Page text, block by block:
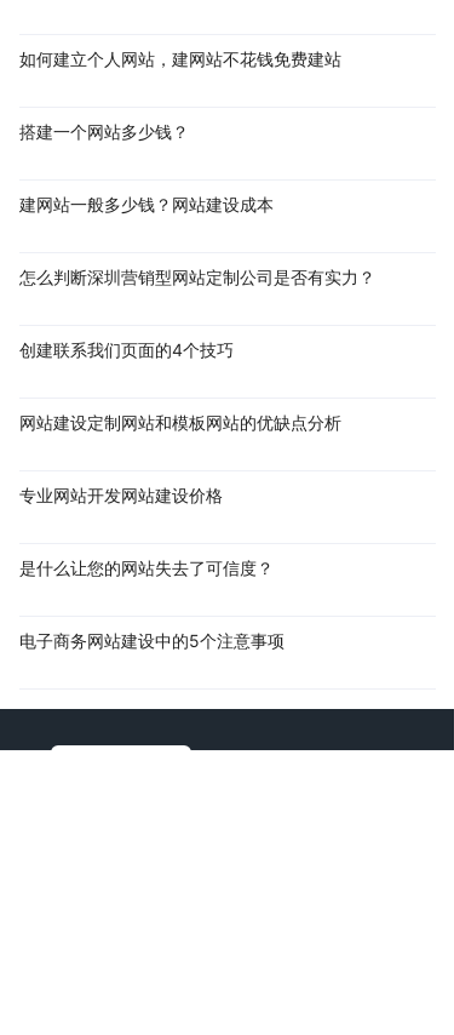
如何建立个人网站，建网站不花钱免费建站
搭建一个网站多少钱？
建网站一般多少钱？网站建设成本
怎么判断深圳营销型网站定制公司是否有实力？
创建联系我们页面的4个技巧
网站建设定制网站和模板网站的优缺点分析
专业网站开发网站建设价格
是什么让您的网站失去了可信度？
电子商务网站建设中的5个注意事项